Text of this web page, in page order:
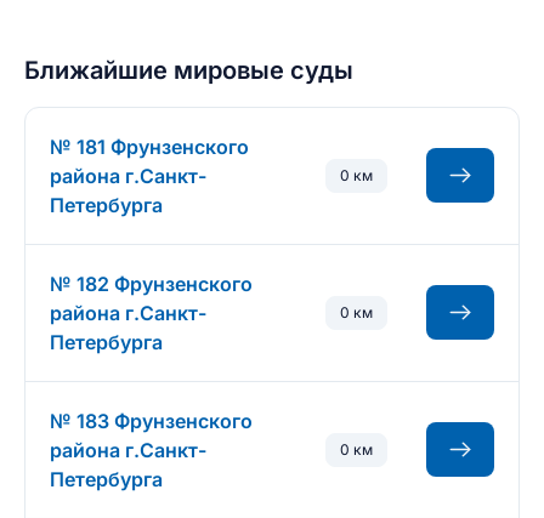
Ближайшие мировые суды
№ 181 Фрунзенского
района г.Санкт-
Петербурга
0 км
№ 182 Фрунзенского
района г.Санкт-
Петербурга
0 км
№ 183 Фрунзенского
района г.Санкт-
Петербурга
0 км